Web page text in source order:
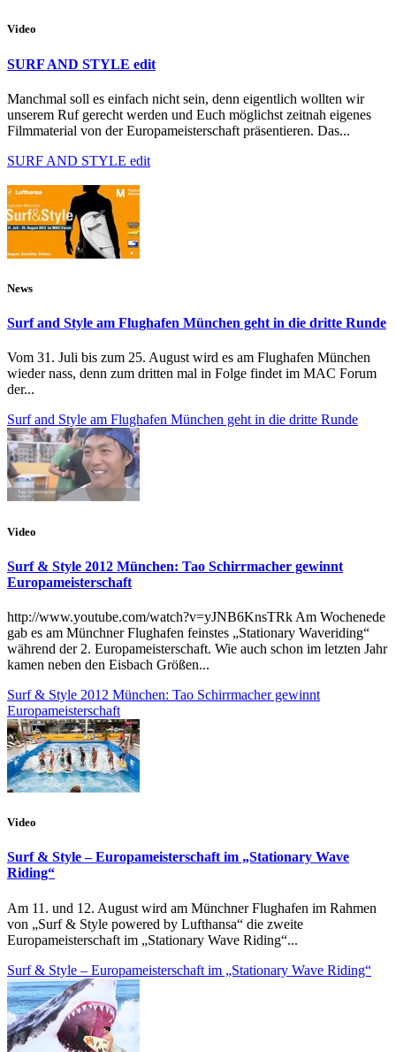
Video
SURF AND STYLE edit
Manchmal soll es einfach nicht sein, denn eigentlich wollten wir
unserem Ruf gerecht werden und Euch möglichst zeitnah eigenes
Filmmaterial von der Europameisterschaft präsentieren. Das...
SURF AND STYLE edit
News
Surf and Style am Flughafen München geht in die dritte Runde
Vom 31. Juli bis zum 25. August wird es am Flughafen München
wieder nass, denn zum dritten mal in Folge findet im MAC Forum
der...
Surf and Style am Flughafen München geht in die dritte Runde
Video
Surf & Style 2012 München: Tao Schirrmacher gewinnt
Europameisterschaft
http://www.youtube.com/watch?v=yJNB6KnsTRk Am Wochenede
gab es am Münchner Flughafen feinstes „Stationary Waveriding“
während der 2. Europameisterschaft. Wie auch schon im letzten Jahr
kamen neben den Eisbach Größen...
Surf & Style 2012 München: Tao Schirrmacher gewinnt
Europameisterschaft
Video
Surf & Style – Europameisterschaft im „Stationary Wave
Riding“
Am 11. und 12. August wird am Münchner Flughafen im Rahmen
von „Surf & Style powered by Lufthansa“ die zweite
Europameisterschaft im „Stationary Wave Riding“...
Surf & Style – Europameisterschaft im „Stationary Wave Riding“